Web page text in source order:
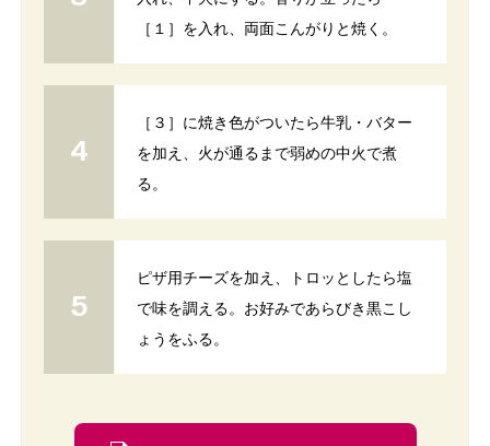
［１］を入れ、両面こんがりと焼く。
［３］に焼き色がついたら牛乳・バター
を加え、火が通るまで弱めの中火で煮
る。
ピザ用チーズを加え、トロッとしたら塩
で味を調える。お好みであらびき黒こし
ょうをふる。